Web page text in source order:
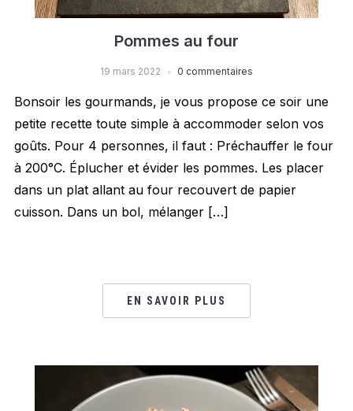
Pommes au four
19 mars 2022 0 commentaires
Bonsoir les gourmands, je vous propose ce soir une
petite recette toute simple à accommoder selon vos
goûts. Pour 4 personnes, il faut : Préchauffer le four
à 200°C. Éplucher et évider les pommes. Les placer
dans un plat allant au four recouvert de papier
cuisson. Dans un bol, mélanger […]
EN SAVOIR PLUS